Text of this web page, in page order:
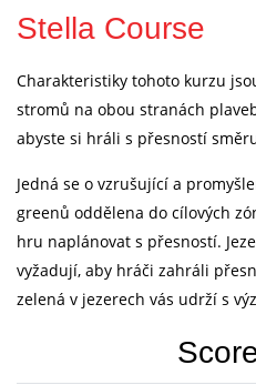
Stella Course
Charakteristiky tohoto kurzu
stromů na obou stranách
abyste si hráli s přesností
Jedná se o vzrušující a
greenů oddělena do cílových
hru naplánovat s přesností.
vyžadují, aby hráči zahráli
zelená v jezerech vás udrží s